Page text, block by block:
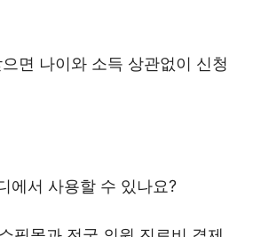
면 나이와 소득 상관없이 신청
에서 사용할 수 있나요?